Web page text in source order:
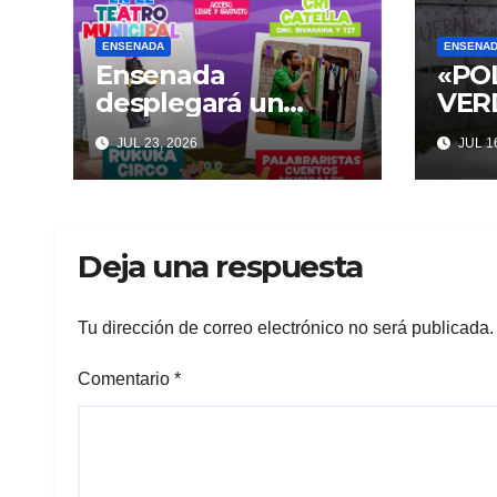
ENSENADA
Ensenada
desplegará un
abanico de
actividades
culturales y
disfrutar en familia
JUL 23, 2026 JUL
Deja una respuesta
Tu dirección de correo electrónico no será publicada.
Comentario *